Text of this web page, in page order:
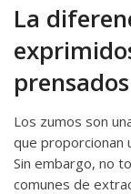
La
Los zumos son
que proporcionan
Sin embargo, no
comunes de